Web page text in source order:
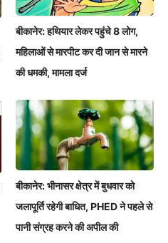
बीकानेर: हथियार लेकर पहुंचे 8 लोग,
महिलाओं से मारपीट कर दी जान से मारने
की धमकी, मामला दर्ज
बीकानेर: भीनासर क्षेत्र में बुधवार को
जलापूर्ति रहेगी बाधित, PHED ने पहले से
पानी संग्रह करने की अपील की